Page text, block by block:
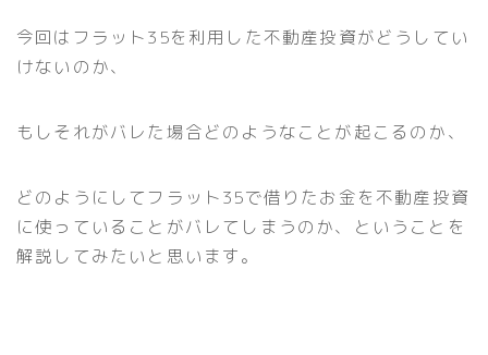
今回はフラット35を利用した不動産投資がどうしてい
けないのか、
もしそれがバレた場合どのようなことが起こるのか、
どのようにしてフラット35で借りたお金を不動産投資
に使っていることがバレてしまうのか、ということを
解説してみたいと思います。